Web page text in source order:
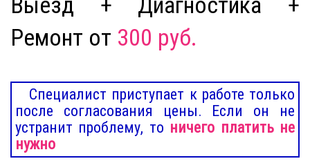
Ремонт от 300 руб.
Специалист приступает к работе только
после согласования цены. Если он не
устранит проблему, то ничего платить не
нужно